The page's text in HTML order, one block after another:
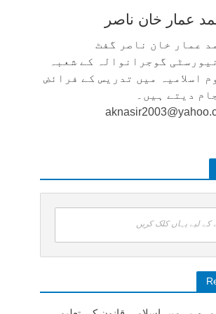
عمار خان ناصر
عمار خان ناصر گفٹ
گوجرانوالہ کے شعبہ
اسلامیہ میں تدریس کے فرائض
دیتے ہیں۔
کے لیے یہاں کلک کریں